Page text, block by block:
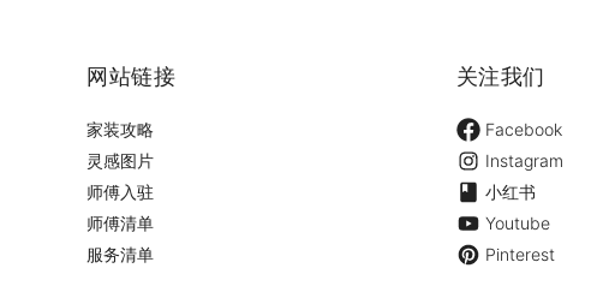
网站链接
家装攻略
灵感图片
师傅入驻
师傅清单
服务清单
关注我们
Facebook
Instagram
小红书
Youtube
Pinterest